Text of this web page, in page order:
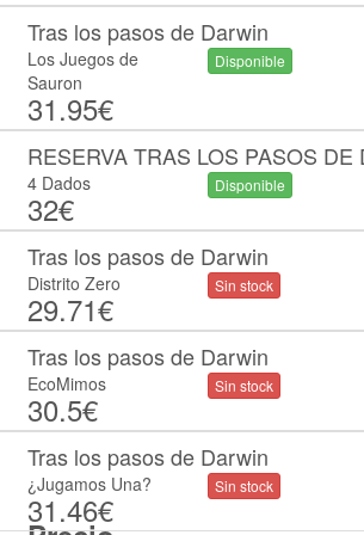
Tras los pasos de Darwin
Los Juegos de
Sauron
31.95€
Disponible
RESERVA TRAS LOS PASOS DE
4 Dados
32€
Disponible
Tras los pasos de Darwin
Distrito Zero
29.71€
Sin stock
Tras los pasos de Darwin
EcoMimos
30.5€
Sin stock
Tras los pasos de Darwin
¿Jugamos Una?
31.46€
Sin stock